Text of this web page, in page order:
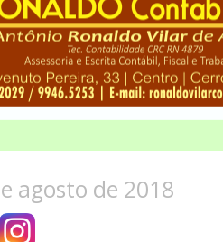
agosto de 2018